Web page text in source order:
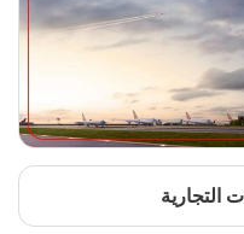
التجارية